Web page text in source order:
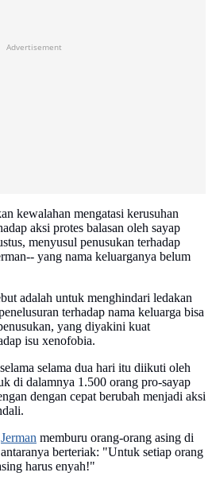
Advertisement
kewalahan mengatasi kerusuhan
aksi protes balasan oleh sayap
menyusul penusukan terhadap
yang nama keluarganya belum
adalah untuk menghindari ledakan
terhadap nama keluarga bisa
yang diyakini kuat
isu xenofobia.
selama dua hari itu diikuti oleh
di dalamnya 1.500 orang pro-sayap
dengan cepat berubah menjadi aksi
Jerman memburu orang-orang asing di
berteriak: "Untuk setiap orang
harus enyah!"